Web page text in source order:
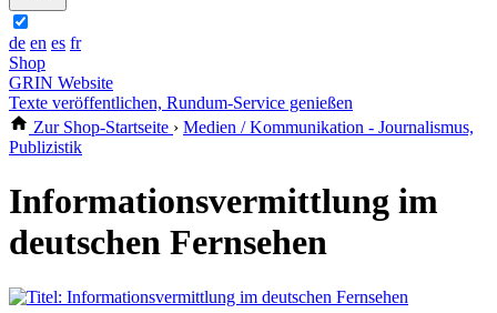
de en es fr
Shop
GRIN Website
Texte veröffentlichen, Rundum-Service genießen
Zur Shop-Startseite › Medien / Kommunikation - Journalismus,
Publizistik
Informationsvermittlung im
deutschen Fernsehen